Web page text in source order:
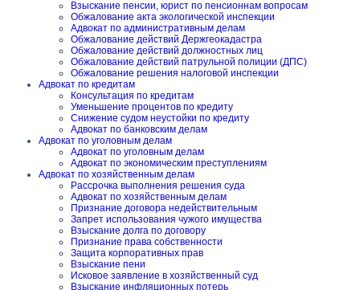
Взыскание пенсии, юрист по пенсионнам вопросам
Обжалование акта экологической инспекции
Адвокат по административным делам
Обжалование действий Держгеокадастра
Обжалование действий должностных лиц
Обжалование действий патрульной полиции (ДПС)
Обжалование решения налоговой инспекции
Адвокат по кредитам
Консультация по кредитам
Уменьшение процентов по кредиту
Снижение судом неустойки по кредиту
Адвокат по банковским делам
Адвокат по уголовным делам
Адвокат по уголовным делам
Адвокат по экономическим преступлениям
Адвокат по хозяйственным делам
Рассрочка выполнения решения суда
Адвокат по хозяйственным делам
Признание договора недействительным
Запрет использования чужого имущества
Взыскание долга по договору
Признание права собственности
Защита корпоративных прав
Взыскание пени
Исковое заявление в хозяйственный суд
Взыскание инфляционных потерь